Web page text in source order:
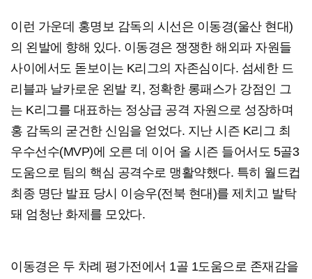
이런 가운데 홍명보 감독의 시선은 이동경(울산 현대)
의 왼발에 향해 있다. 이동경은 쟁쟁한 해외파 자원들
사이에서도 돋보이는 K리그의 자존심이다. 섬세한 드
리블과 날카로운 왼발 킥, 정확한 롱패스가 강점인 그
는 K리그를 대표하는 정상급 공격 자원으로 성장하며
홍 감독의 굳건한 신임을 얻었다. 지난 시즌 K리그 최
우수선수(MVP)에 오른 데 이어 올 시즌 들어서도 5골3
도움으로 팀의 핵심 공격수로 맹활약했다. 특히 월드컵
최종 명단 발표 당시 이승우(전북 현대)를 제치고 발탁
돼 엄청난 화제를 모았다.
이동경은 두 차례 평가전에서 1골 1도움으로 존재감을